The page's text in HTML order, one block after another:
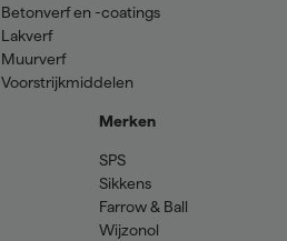
Betonverf en -coatings
Lakverf
Muurverf
Voorstrijkmiddelen
Merken
SPS
Sikkens
Farrow & Ball
Wijzonol